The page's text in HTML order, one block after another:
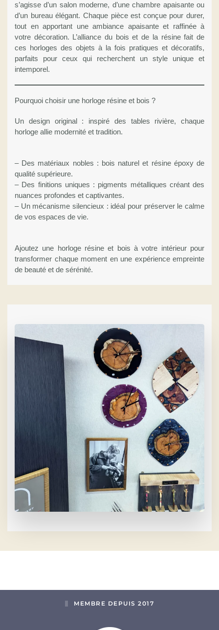
s’agisse d’un salon moderne, d’une chambre apaisante ou
d’un bureau élégant. Chaque pièce est conçue pour durer,
tout en apportant une ambiance apaisante et raffinée à
votre décoration. L’alliance du bois et de la résine fait de
ces horloges des objets à la fois pratiques et décoratifs,
parfaits pour ceux qui recherchent un style unique et
intemporel.
Pourquoi choisir une horloge résine et bois ?
Un design original : inspiré des tables rivière, chaque
horloge allie modernité et tradition.
– Des matériaux nobles : bois naturel et résine époxy de
qualité supérieure.
– Des finitions uniques : pigments métalliques créant des
nuances profondes et captivantes.
– Un mécanisme silencieux : idéal pour préserver le calme
de vos espaces de vie.
Ajoutez une horloge résine et bois à votre intérieur pour
transformer chaque moment en une expérience empreinte
de beauté et de sérénité.
MEMBRE DEPUIS 2017